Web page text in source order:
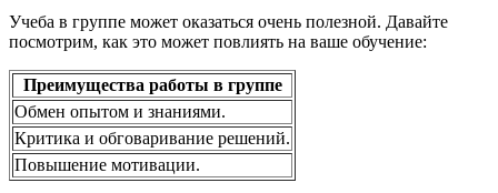
Учеба в группе может оказаться очень полезной. Давайте
посмотрим, как это может повлиять на ваше обучение:
Преимущества работы в группе
Обмен опытом и знаниями.
Критика и обговаривание решений.
Повышение мотивации.